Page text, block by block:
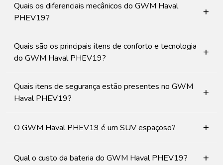
Quais os diferenciais mecânicos do GWM Haval
PHEV19?
+
Quais são os principais itens de conforto e tecnologia
do GWM Haval PHEV19?
+
Quais itens de segurança estão presentes no GWM
Haval PHEV19?
+
O GWM Haval PHEV19 é um SUV espaçoso? +
Qual o custo da bateria do GWM Haval PHEV19? +